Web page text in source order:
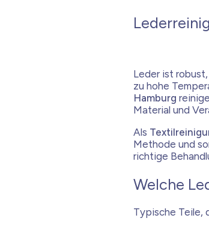
Leder ist
zu hohe
Hamburg
Material und
Als
Methode und
richtige
Welche
Typische Teile,